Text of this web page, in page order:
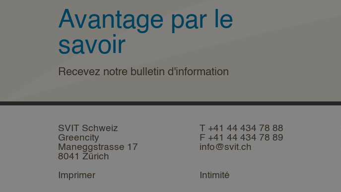
Avantage par le
savoir
Recevez notre bulletin d'information
SVIT Schweiz
Greencity
Maneggstrasse 17
8041 Zürich
Imprimer
T +41 44 434 78 88
F +41 44 434 78 89
info@svit.ch
Intimité